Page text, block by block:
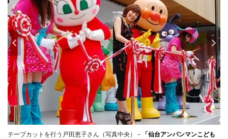
テープカットを行う戸田恵子さん（写真中央）－
「仙台アンパンマンこども